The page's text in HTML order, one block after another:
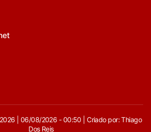
| 06/08/2026 - 00:50 | Criado por: Thiago
Dos Reis